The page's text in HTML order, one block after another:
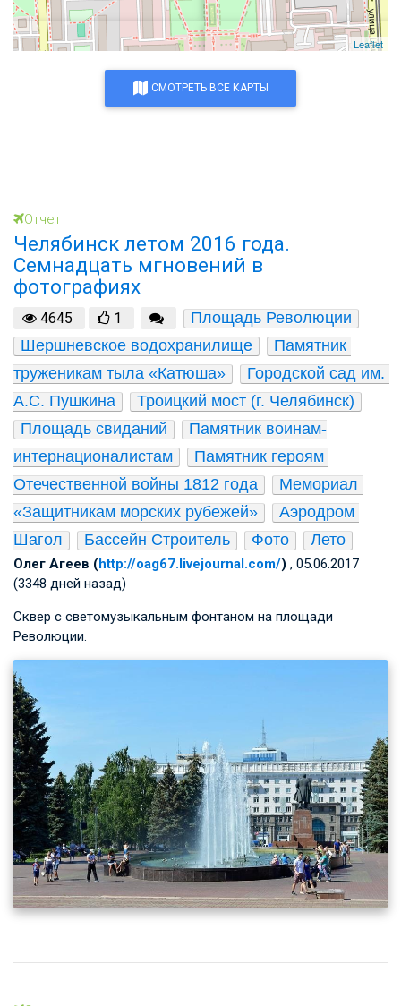
Leaflet
СМОТРЕТЬ ВСЕ КАРТЫ
Отчет
Челябинск летом 2016 года.
Семнадцать мгновений в
фотографиях
4645 1
Площадь Революции
Шершневское водохранилище
Памятник
труженикам тыла «Катюша»
Городской сад им.
А.С. Пушкина
Троицкий мост (г. Челябинск)
Площадь свиданий
Памятник воинам-
интернационалистам
Памятник героям
Отечественной войны 1812 года
Мемориал
«Защитникам морских рубежей»
Аэродром
Шагол
Бассейн Строитель Фото Лето
Олег Агеев (http://oag67.livejournal.com/) , 05.06.2017
(3348 дней назад)
Сквер с светомузыкальным фонтаном на площади
Революции.